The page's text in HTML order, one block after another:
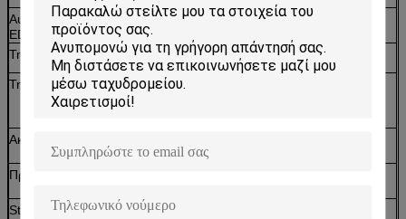
Αυτοκίνητο για να πάρει
EDID
Ναι
Τηλεοπτικό εύρος ζώνης 3Gbps
Τηλεοπτική υποστήριξη
480i/480p/720p/το 1080i@50/60Hz/το
Ακουστική υποστήριξη
στερεοφωνικός ψηφιακός ήχος
Προστασία ESD
Stack-up PCB
4-στρώμα πίνακας